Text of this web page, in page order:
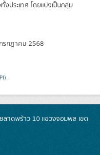
ประเทศ โดยแบ่งเป็นกลุ่ม
กฎาคม 2568
).
าดพร้าว 10 แขวงจอมพล เขต